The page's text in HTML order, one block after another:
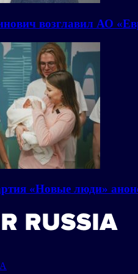
возглавил АО
«Новые люди»